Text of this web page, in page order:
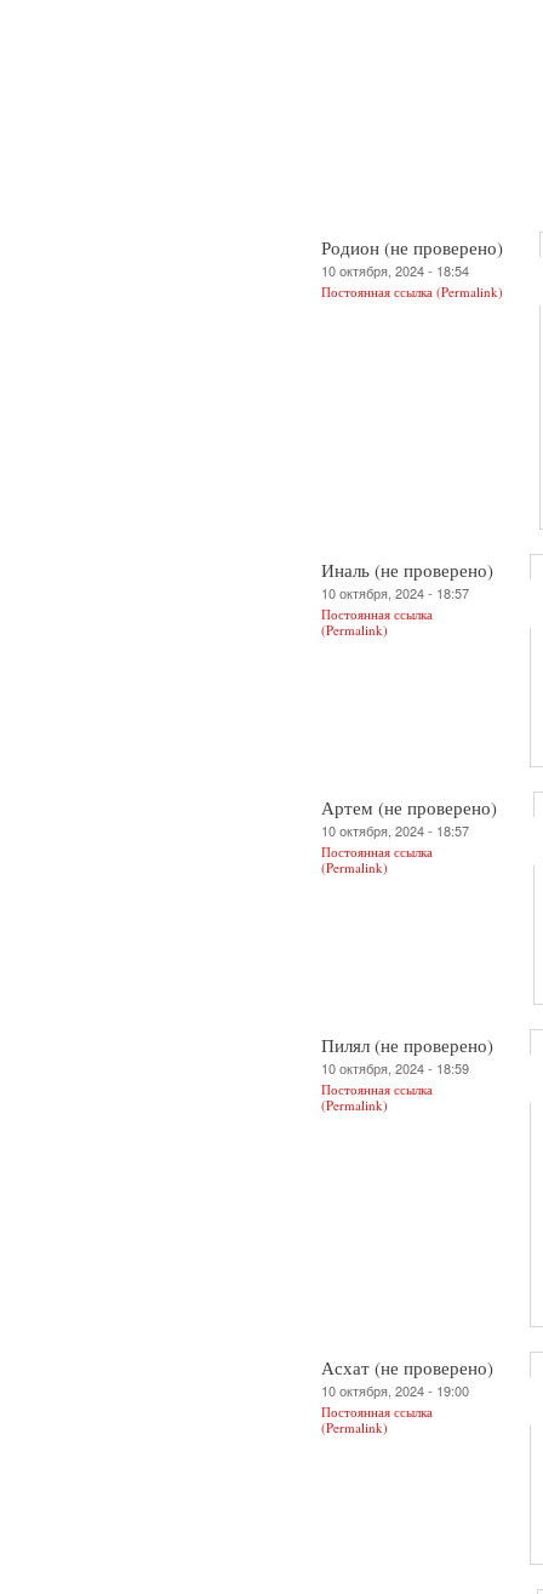
Родион (не проверено)
10 октября, 2024 - 18:54
Постоянная ссылка (Permalink)
Иналь (не проверено)
10 октября, 2024 - 18:57
Постоянная ссылка
(Permalink)
Артем (не проверено)
10 октября, 2024 - 18:57
Постоянная ссылка
(Permalink)
Пилял (не проверено)
10 октября, 2024 - 18:59
Постоянная ссылка
(Permalink)
Асхат (не проверено)
10 октября, 2024 - 19:00
Постоянная ссылка
(Permalink)